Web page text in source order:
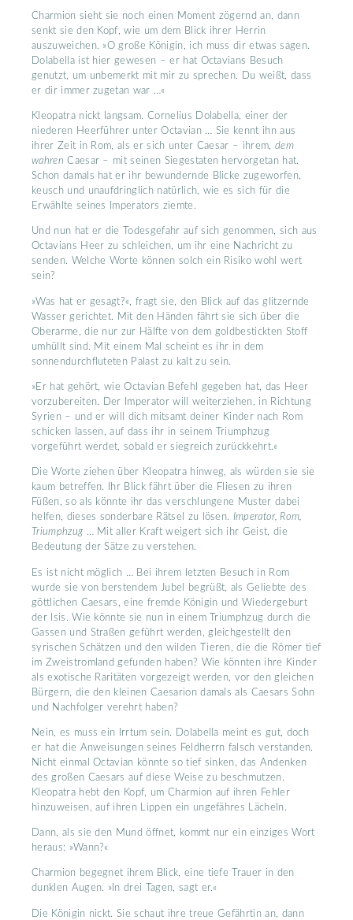
Charmion sieht sie noch einen Moment zögernd an, dann
senkt sie den Kopf, wie um dem Blick ihrer Herrin
auszuweichen. »O große Königin, ich muss dir etwas sagen.
Dolabella ist hier gewesen – er hat Octavians Besuch
genutzt, um unbemerkt mit mir zu sprechen. Du weißt, dass
er dir immer zugetan war …«
Kleopatra nickt langsam. Cornelius Dolabella, einer der
niederen Heerführer unter Octavian … Sie kennt ihn aus
ihrer Zeit in Rom, als er sich unter Caesar – ihrem, dem
wahren Caesar – mit seinen Siegestaten hervorgetan hat.
Schon damals hat er ihr bewundernde Blicke zugeworfen,
keusch und unaufdringlich natürlich, wie es sich für die
Erwählte seines Imperators ziemte.
Und nun hat er die Todesgefahr auf sich genommen, sich aus
Octavians Heer zu schleichen, um ihr eine Nachricht zu
senden. Welche Worte können solch ein Risiko wohl wert
sein?
»Was hat er gesagt?«, fragt sie, den Blick auf das glitzernde
Wasser gerichtet. Mit den Händen fährt sie sich über die
Oberarme, die nur zur Hälfte von dem goldbestickten Stoff
umhüllt sind. Mit einem Mal scheint es ihr in dem
sonnendurchfluteten Palast zu kalt zu sein.
»Er hat gehört, wie Octavian Befehl gegeben hat, das Heer
vorzubereiten. Der Imperator will weiterziehen, in Richtung
Syrien – und er will dich mitsamt deiner Kinder nach Rom
schicken lassen, auf dass ihr in seinem Triumphzug
vorgeführt werdet, sobald er siegreich zurückkehrt.«
Die Worte ziehen über Kleopatra hinweg, als würden sie sie
kaum betreffen. Ihr Blick fährt über die Fliesen zu ihren
Füßen, so als könnte ihr das verschlungene Muster dabei
helfen, dieses sonderbare Rätsel zu lösen. Imperator, Rom,
Triumphzug … Mit aller Kraft weigert sich ihr Geist, die
Bedeutung der Sätze zu verstehen.
Es ist nicht möglich … Bei ihrem letzten Besuch in Rom
wurde sie von berstendem Jubel begrüßt, als Geliebte des
göttlichen Caesars, eine fremde Königin und Wiedergeburt
der Isis. Wie könnte sie nun in einem Triumphzug durch die
Gassen und Straßen geführt werden, gleichgestellt den
syrischen Schätzen und den wilden Tieren, die die Römer tief
im Zweistromland gefunden haben? Wie könnten ihre Kinder
als exotische Raritäten vorgezeigt werden, vor den gleichen
Bürgern, die den kleinen Caesarion damals als Caesars Sohn
und Nachfolger verehrt haben?
Nein, es muss ein Irrtum sein. Dolabella meint es gut, doch
er hat die Anweisungen seines Feldherrn falsch verstanden.
Nicht einmal Octavian könnte so tief sinken, das Andenken
des großen Caesars auf diese Weise zu beschmutzen.
Kleopatra hebt den Kopf, um Charmion auf ihren Fehler
hinzuweisen, auf ihren Lippen ein ungefähres Lächeln.
Dann, als sie den Mund öffnet, kommt nur ein einziges Wort
heraus: »Wann?«
Charmion begegnet ihrem Blick, eine tiefe Trauer in den
dunklen Augen. »In drei Tagen, sagt er.«
Die Königin nickt. Sie schaut ihre treue Gefährtin an, dann